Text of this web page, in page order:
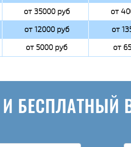
от 35000 руб от
от 12000 руб от
от 5000 руб от
И